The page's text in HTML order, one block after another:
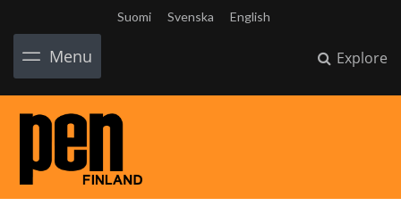
Suomi Svenska English
Menu Explore